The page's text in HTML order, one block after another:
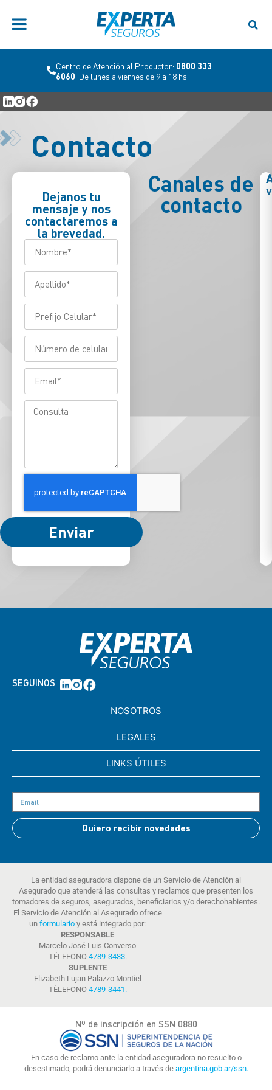
Centro de Atención al Productor: 0800 333
6060 . De lunes a viernes de 9 a 18 hs.
Contacto
Dejanos tu
mensaje y nos
contactaremos a
la brevedad.
Enviar
Canales de
contacto
SEGUINOS
NOSOTROS
LEGALES
LINKS ÚTILES
Quiero recibir novedades
La entidad aseguradora dispone de un Servicio de Atención al
Asegurado que atenderá las consultas y reclamos que presenten los
tomadores de seguros, asegurados, beneficiarios y/o derechohabientes.
El Servicio de Atención al Asegurado ofrece
un formulario y está integrado por:
RESPONSABLE
Marcelo José Luis Converso
TÉLEFONO 4789-3433.
SUPLENTE
Elizabeth Lujan Palazzo Montiel
TÉLEFONO 4789-3441 .
Nº de inscripción en SSN 0880
En caso de reclamo ante la entidad aseguradora no resuelto o
desestimado, podrá denunciarlo a través de argentina.gob.ar/ssn.